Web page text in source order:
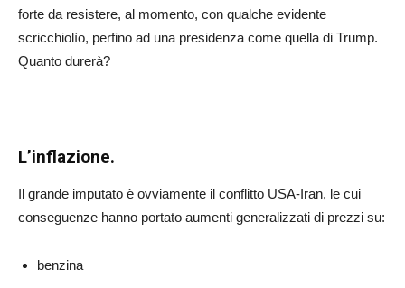
forte da resistere, al momento, con qualche evidente
scricchiolìo, perfino ad una presidenza come quella di Trump.
Quanto durerà?
L’inflazione.
Il grande imputato è ovviamente il conflitto USA-Iran, le cui
conseguenze hanno portato aumenti generalizzati di prezzi su:
benzina